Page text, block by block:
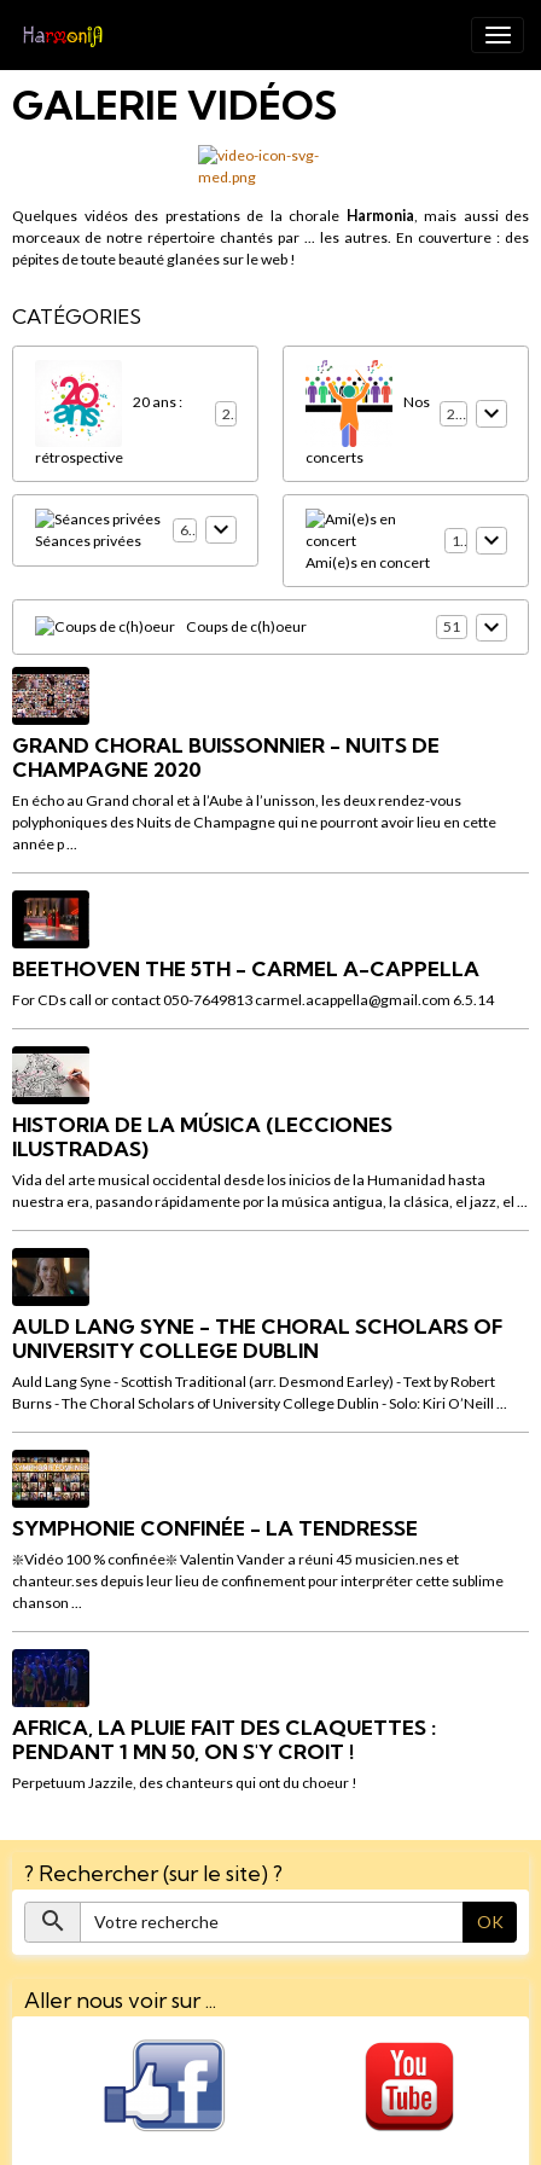
GALERIE VIDÉOS
Quelques vidéos des prestations de la chorale Harmonia, mais aussi des
morceaux de notre répertoire chantés par ... les autres. En couverture : des
pépites de toute beauté glanées sur le web !
CATÉGORIES
20 ans :
rétrospective
Nos
concerts
Séances privées
61
Ami(e)s en concert
Coups de c(h)oeur 51
GRAND CHORAL BUISSONNIER - NUITS DE
CHAMPAGNE 2020
En écho au Grand choral et à l’Aube à l’unisson, les deux rendez-vous
polyphoniques des Nuits de Champagne qui ne pourront avoir lieu en cette
année p ...
BEETHOVEN THE 5TH - CARMEL A-CAPPELLA
For CDs call or contact 050-7649813 carmel.acappella@gmail.com 6.5.14
HISTORIA DE LA MÚSICA (LECCIONES
ILUSTRADAS)
Vida del arte musical occidental desde los inicios de la Humanidad hasta
nuestra era, pasando rápidamente por la música antigua, la clásica, el jazz, el ...
AULD LANG SYNE - THE CHORAL SCHOLARS OF
UNIVERSITY COLLEGE DUBLIN
Auld Lang Syne - Scottish Traditional (arr. Desmond Earley) - Text by Robert
Burns - The Choral Scholars of University College Dublin - Solo: Kiri O’Neill ...
SYMPHONIE CONFINÉE - LA TENDRESSE
❇️Vidéo 100 % confinée❇️ Valentin Vander a réuni 45 musicien.nes et
chanteur.ses depuis leur lieu de confinement pour interpréter cette sublime
chanson ...
AFRICA, LA PLUIE FAIT DES CLAQUETTES :
PENDANT 1 MN 50, ON S'Y CROIT !
Perpetuum Jazzile, des chanteurs qui ont du choeur !
? Rechercher (sur le site) ?
OK
Aller nous voir sur ...